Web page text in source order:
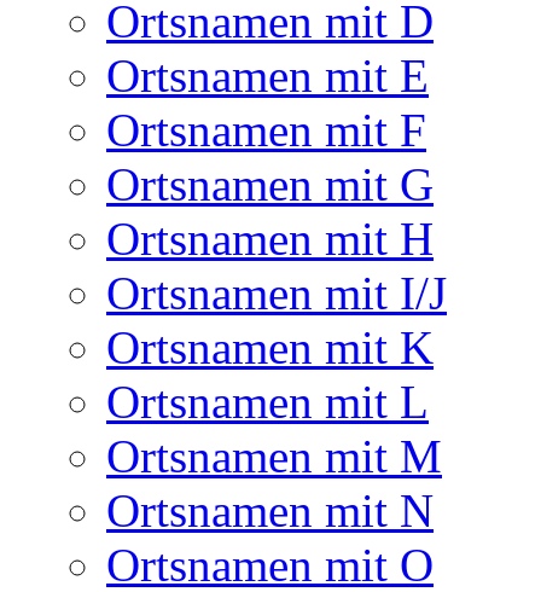
Ortsnamen mit D
Ortsnamen mit E
Ortsnamen mit F
Ortsnamen mit G
Ortsnamen mit H
Ortsnamen mit I/J
Ortsnamen mit K
Ortsnamen mit L
Ortsnamen mit M
Ortsnamen mit N
Ortsnamen mit O